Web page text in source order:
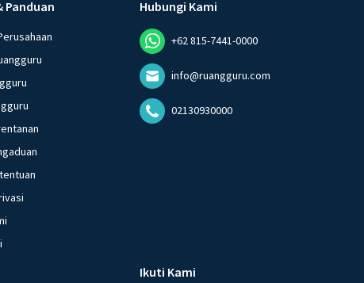
Panduan Hubungi Kami
+62 815-7441-0000
info@ruangguru.com
02130930000
Ikuti Kami